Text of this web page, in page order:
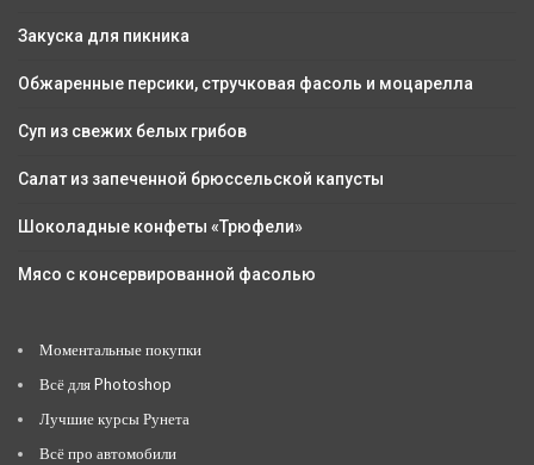
Закуска для пикника
Обжаренные персики, стручковая фасоль и моцарелла
Суп из свежих белых грибов
Салат из запеченной брюссельской капусты
Шоколадные конфеты «Трюфели»
Мясо с консервированной фасолью
Моментальные покупки
Всё для Photoshop
Лучшие курсы Рунета
Всё про автомобили